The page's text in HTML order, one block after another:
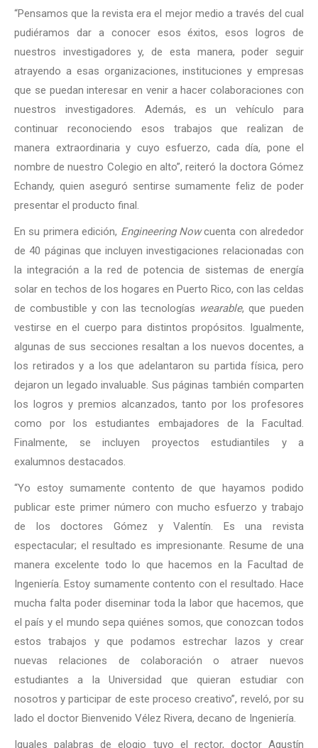
“Pensamos que la revista era el mejor medio a través del cual
pudiéramos dar a conocer esos éxitos, esos logros de
nuestros investigadores y, de esta manera, poder seguir
atrayendo a esas organizaciones, instituciones y empresas
que se puedan interesar en venir a hacer colaboraciones con
nuestros investigadores. Además, es un vehículo para
continuar reconociendo esos trabajos que realizan de
manera extraordinaria y cuyo esfuerzo, cada día, pone el
nombre de nuestro Colegio en alto”, reiteró la doctora Gómez
Echandy, quien aseguró sentirse sumamente feliz de poder
presentar el producto final.
En su primera edición, Engineering Nowcuenta con alrededor
de 40 páginas que incluyen investigaciones relacionadas con
la integración a la red de potencia de sistemas de energía
solar en techos de los hogares en Puerto Rico, con las celdas
de combustible y con las tecnologías wearable, que pueden
vestirse en el cuerpo para distintos propósitos. Igualmente,
algunas de sus secciones resaltan a los nuevos docentes, a
los retirados y a los que adelantaron su partida física, pero
dejaron un legado invaluable. Sus páginas también comparten
los logros y premios alcanzados, tanto por los profesores
como por los estudiantes embajadores de la Facultad.
Finalmente, se incluyen proyectos estudiantiles y a
exalumnos destacados.
“Yo estoy sumamente contento de que hayamos podido
publicar este primer número con mucho esfuerzo y trabajo
de los doctores Gómez y Valentín. Es una revista
espectacular; el resultado es impresionante. Resume de una
manera excelente todo lo que hacemos en la Facultad de
Ingeniería. Estoy sumamente contento con el resultado. Hace
mucha falta poder diseminar toda la labor que hacemos, que
el país y el mundo sepa quiénes somos, que conozcan todos
estos trabajos y que podamos estrechar lazos y crear
nuevas relaciones de colaboración o atraer nuevos
estudiantes a la Universidad que quieran estudiar con
nosotros y participar de este proceso creativo”, reveló, por su
lado el doctor Bienvenido Vélez Rivera, decano de Ingeniería.
Iguales palabras de elogio tuvo el rector, doctor Agustín